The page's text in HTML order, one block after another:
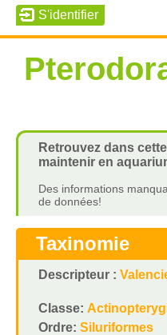
Retrouvez dans
maintenir en
Des informations
de données!
Taxinomie
Descripteur :
Classe:
Ordre: Siluriformes